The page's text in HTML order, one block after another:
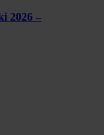
2026 –